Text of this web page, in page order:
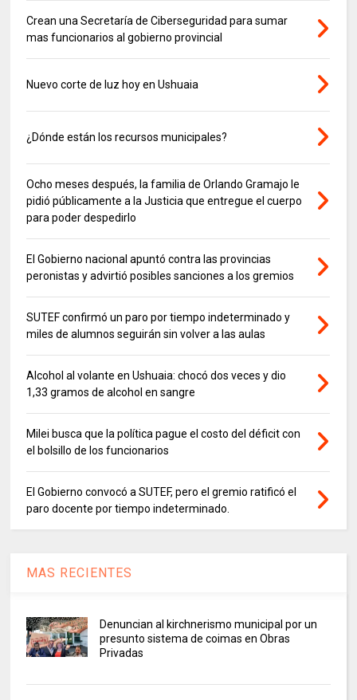
Crean una Secretaría de Ciberseguridad para sumar
mas funcionarios al gobierno provincial
Nuevo corte de luz hoy en Ushuaia
¿Dónde están los recursos municipales?
Ocho meses después, la familia de Orlando Gramajo le
pidió públicamente a la Justicia que entregue el cuerpo
para poder despedirlo
El Gobierno nacional apuntó contra las provincias
peronistas y advirtió posibles sanciones a los gremios
SUTEF confirmó un paro por tiempo indeterminado y
miles de alumnos seguirán sin volver a las aulas
Alcohol al volante en Ushuaia: chocó dos veces y dio
1,33 gramos de alcohol en sangre
Milei busca que la política pague el costo del déficit con
el bolsillo de los funcionarios
El Gobierno convocó a SUTEF, pero el gremio ratificó el
paro docente por tiempo indeterminado.
MAS RECIENTES
Denuncian al kirchnerismo municipal por un
presunto sistema de coimas en Obras
Privadas